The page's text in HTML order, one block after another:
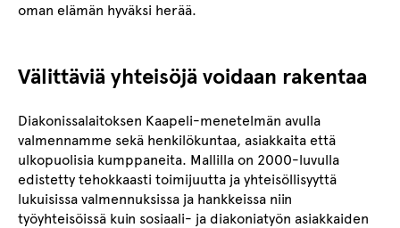
oman elämän hyväksi herää.
Välittäviä yhteisöjä voidaan rakentaa
Diakonissalaitoksen Kaapeli-menetelmän avulla
valmennamme sekä henkilökuntaa, asiakkaita että
ulkopuolisia kumppaneita. Mallilla on 2000-luvulla
edistetty tehokkaasti toimijuutta ja yhteisöllisyyttä
lukuisissa valmennuksissa ja hankkeissa niin
työyhteisöissä kuin sosiaali- ja diakoniatyön asiakkaiden